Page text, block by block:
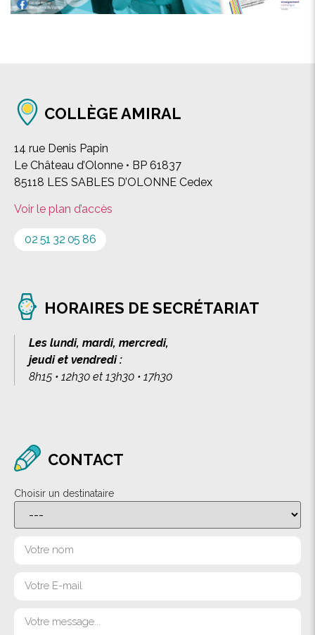
COLLÈGE AMIRAL
14 rue Denis Papin
Le Château d’Olonne • BP 61837
85118 LES SABLES D’OLONNE Cedex
Voir le plan d’accès
02 51 32 05 86
HORAIRES DE SECRÉTARIAT
Les lundi, mardi, mercredi,
jeudi et vendredi :
8h15 • 12h30 et 13h30 • 17h30
CONTACT
Choisir un destinataire